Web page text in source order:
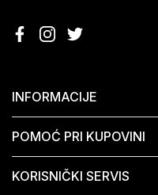
INFORMACIJE
POMOĆ PRI KUPOVINI
KORISNIČKI SERVIS